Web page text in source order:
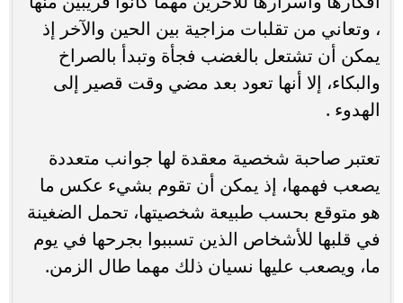
، وتعاني من تقلبات مزاجية بين الحين والآخر إذ
يمكن أن تشتعل بالغضب فجأة وتبدأ بالصراخ
والبكاء، إلا أنها تعود بعد مضي وقت قصير إلى
الهدوء .
تعتبر صاحبة شخصية معقدة لها جوانب متعددة
يصعب فهمها، إذ يمكن أن تقوم بشيء عكس ما
هو متوقع بحسب طبيعة شخصيتها، تحمل الضغينة
في قلبها للأشخاص الذين تسببوا بجرحها في يوم
ما، ويصعب عليها نسيان ذلك مهما طال الزمن.